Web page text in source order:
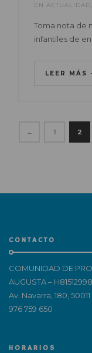
EN ACTUALIDAD
Toma nota de
infantiles de
LEER MÁS
← 1 2
CONTACTO
COMUNIDAD DE
AUGUSTA – H81512998
Av. Navarra, 180,
976 759 650
HORARIOS